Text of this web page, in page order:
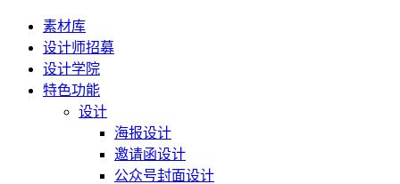
素材库
设计师招募
设计学院
特色功能
设计
海报设计
邀请函设计
公众号封面设计